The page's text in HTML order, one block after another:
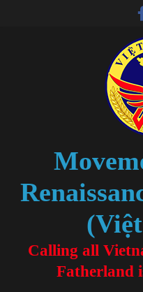
Calling all
Fatherland